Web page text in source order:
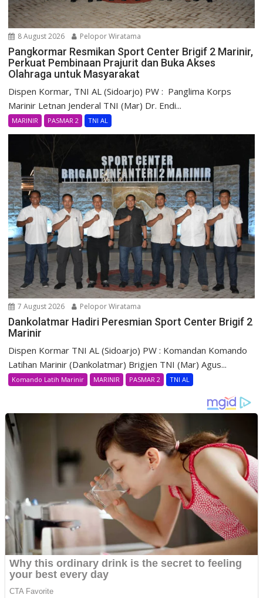
8 August 2026 Pelopor Wiratama
Pangkormar Resmikan Sport Center Brigif 2 Marinir,
Perkuat Pembinaan Prajurit dan Buka Akses
Olahraga untuk Masyarakat
Dispen Kormar, TNI AL (Sidoarjo) PW : Panglima Korps
Marinir Letnan Jenderal TNI (Mar) Dr. Endi...
MARINIR PASMAR 2 TNI AL
7 August 2026 Pelopor Wiratama
Dankolatmar Hadiri Peresmian Sport Center Brigif 2
Marinir
Dispen Kormar TNI AL (Sidoarjo) PW : Komandan Komando
Latihan Marinir (Dankolatmar) Brigjen TNI (Mar) Agus...
Komando Latih Marinir MARINIR PASMAR 2 TNI AL